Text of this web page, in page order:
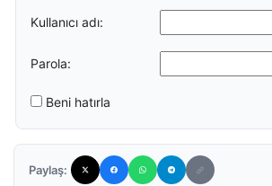
Kullanıcı adı:
Parola:
Beni hatırla
Paylaş: